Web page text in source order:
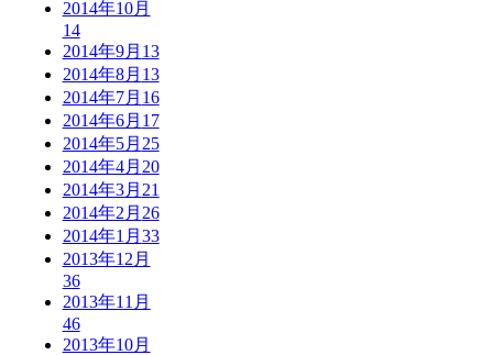
2014年10月
14
2014年9月 13
2014年8月 13
2014年7月 16
2014年6月 17
2014年5月 25
2014年4月 20
2014年3月 21
2014年2月 26
2014年1月 33
2013年12月
36
2013年11月
46
2013年10月